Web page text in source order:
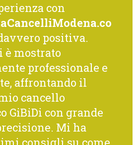
con
positiva.
è mostrato
professionale e
affrontando il
cancello
GiBiDi con grande
Mi ha